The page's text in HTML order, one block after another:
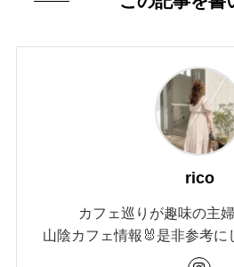
rico
カフェ巡りが趣味の主
山陰カフェ情報🐰是非参考に